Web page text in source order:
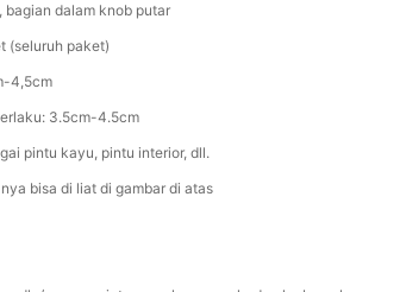
bagian dalam knob putar
(seluruh paket)
4,5cm
3.5cm-4.5cm
pintu kayu, pintu interior, dll.
bisa di liat di gambar di atas